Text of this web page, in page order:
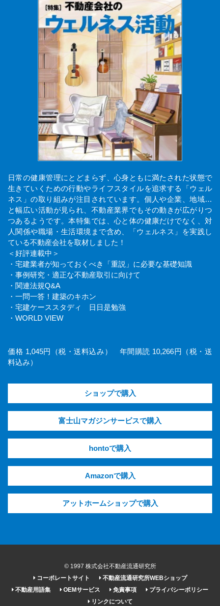
日常の健康管理にとどまらず、心身ともに満たされた状態で
生きていくための行動やライフスタイルを追求する「ウェル
ネス」の取り組みが注目されています。個人や企業、地域…
と幅広い活動が見られ、不動産業界でもその動きが広がりつ
つあるようです。本特集では、心と体の健康だけでなく、対
人関係や職場・生活環境まで含め、「ウェルネス」を実践し
ている不動産会社を取材しました！
＜好評連載中＞
・宅建業者が知っておくべき「重説」に必要な基礎知識
・事例研究・適正な不動産取引に向けて
・関連法規Q&A
・一問一答！建築のキホン
・宅建ケーススタディ 日日是勉強
・WORLD VIEW
価格 1,045円（税・送料込み） 年間購読 10,266円（税・送
料込み）
ショップで購入
富士山マガジンサービスで購入
hontoで購入
Amazonで購入
アットホームショップで購入
© 1997 株式会社不動産流通研究所
コーポレートサイト
不動産流通研究所WEBショップ
不動産用語集
OEMサービス 免責事項
プライバシーポリシー
リンクについて